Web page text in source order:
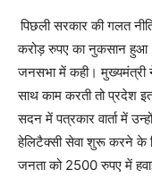
पिछली सरकार की गलत
करोड़ रुपए का नुकसान
जनसभा में कही। मुख्यमंत्री
साथ काम करती तो प्रदेश
सदन में पत्रकार वार्ता में
हेलिटैक्सी सेवा शुरू करने के
जनता को 2500 रुपए में